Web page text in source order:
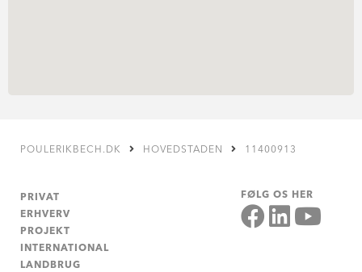
POULERIKBECH.DK HOVEDSTADEN 11400913
PRIVAT
ERHVERV
PROJEKT
INTERNATIONAL
LANDBRUG
FØLG OS HER